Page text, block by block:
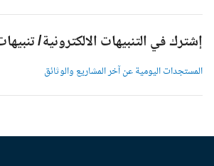
إشترك في التنبيهات الالكترونية/ تنبيهات
المستجدات اليومية عن آخر المشاريع والوثائق